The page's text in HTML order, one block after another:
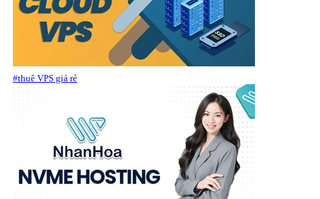
#thuê VPS giá rẻ